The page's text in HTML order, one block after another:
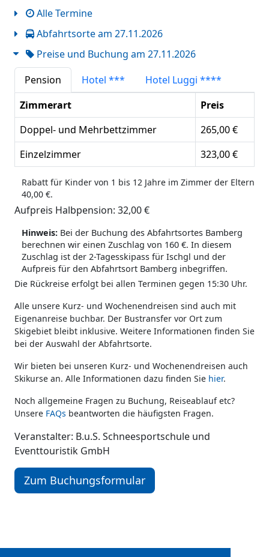
Alle Termine
Abfahrtsorte am 27.11.2026
Preise und Buchung am 27.11.2026
Pension
Hotel ***
Hotel Luggi ****
Zimmerart
Preis
Doppel- und Mehrbettzimmer
265,00 €
Einzelzimmer
323,00 €
Rabatt für Kinder von 1 bis 12 Jahre im Zimmer der Eltern
40,00 €.
Aufpreis Halbpension: 32,00 €
Hinweis: Bei der Buchung des Abfahrtsortes Bamberg
berechnen wir einen Zuschlag von 160 €. In diesem
Zuschlag ist der 2-Tagesskipass für Ischgl und der
Aufpreis für den Abfahrtsort Bamberg inbegriffen.
Die Rückreise erfolgt bei allen Terminen gegen 15:30 Uhr.
Alle unsere Kurz- und Wochenendreisen sind auch mit
Eigenanreise buchbar. Der Bustransfer vor Ort zum
Skigebiet bleibt inklusive. Weitere Informationen finden Sie
bei der Auswahl der Abfahrtsorte.
Wir bieten bei unseren Kurz- und Wochenendreisen auch
Skikurse an. Alle Informationen dazu finden Sie hier.
Noch allgemeine Fragen zu Buchung, Reiseablauf etc?
Unsere FAQs beantworten die häufigsten Fragen.
Veranstalter: B.u.S. Schneesportschule und
Eventtouristik GmbH
Zum Buchungsformular